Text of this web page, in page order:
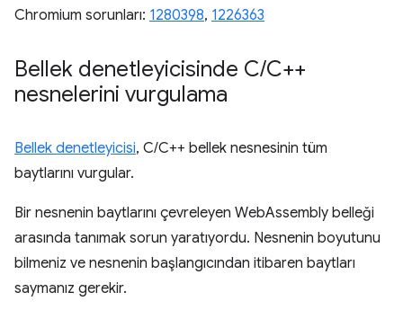
Chromium sorunları: 1280398, 1226363
Bellek denetleyicisinde C/C++
nesnelerini vurgulama
Bellek denetleyicisi, C/C++ bellek nesnesinin tüm
baytlarını vurgular.
Bir nesnenin baytlarını çevreleyen WebAssembly belleği
arasında tanımak sorun yaratıyordu. Nesnenin boyutunu
bilmeniz ve nesnenin başlangıcından itibaren baytları
saymanız gerekir.